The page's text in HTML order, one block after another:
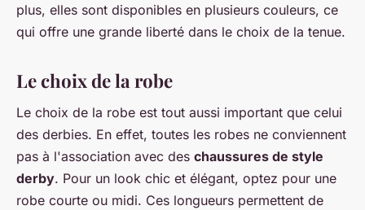
plus, elles sont disponibles en plusieurs couleurs, ce
qui offre une grande liberté dans le choix de la tenue.
Le choix de la robe
Le choix de la robe est tout aussi important que celui
des derbies. En effet, toutes les robes ne conviennent
pas à l'association avec des chaussures de style
derby. Pour un look chic et élégant, optez pour une
robe courte ou midi. Ces longueurs permettent de